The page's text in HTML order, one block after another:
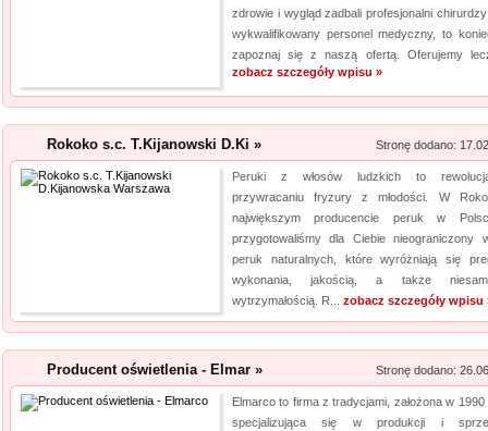
zdrowie i wygląd zadbali profesjonalni
wykwalifikowany personel medyczny, to
zapoznaj się z naszą ofertą. Oferujemy
zobacz szczegóły wpisu »
Rokoko s.c. T.Kijanowski D.Ki » Stronę dodano:
Peruki z włosów ludzkich to
przywracaniu fryzury z młodości. W
największym producencie peruk w
przygotowaliśmy dla Ciebie nieograniczony
peruk naturalnych, które wyróżniają się
wykonania, jakością, a także
wytrzymałością. R... zobacz szczegóły wpisu
Producent oświetlenia - Elmar » Stronę dodano:
Elmarco to firma z tradycjami, założona w 1990
specjalizująca się w produkcji i